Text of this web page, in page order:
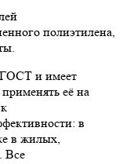
полиэтилена,
ГОСТ и имеет
её на
в
в жилых,
Все